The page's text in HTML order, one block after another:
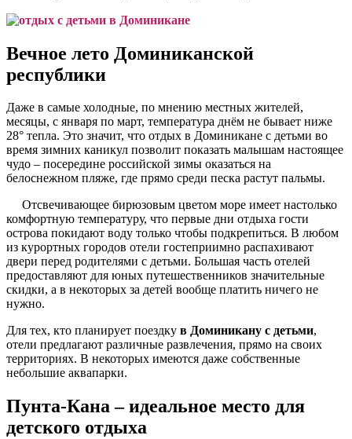
Вечное лето Доминиканской
республики
Даже в самые холодные, по мнению местных жителей,
месяцы, с января по март, температура днём не бывает ниже
28° тепла. Это значит, что отдых в Доминикане с детьми во
время зимних каникул позволит показать малышам настоящее
чудо – посередине российской зимы оказаться на
белоснежном пляже, где прямо среди песка растут пальмы.
Отсвечивающее бирюзовым цветом море имеет настолько
комфортную температуру, что первые дни отдыха гости
острова покидают воду только чтобы подкрепиться. В любом
из курортных городов отели гостеприимно распахивают
двери перед родителями с детьми. Большая часть отелей
предоставляют для юных путешественников значительные
скидки, а в некоторых за детей вообще платить ничего не
нужно.
Для тех, кто планирует поездку в Доминикану с детьми,
отели предлагают различные развлечения, прямо на своих
территориях. В некоторых имеются даже собственные
небольшие аквапарки.
Пунта-Кана – идеальное место для
детского отдыха